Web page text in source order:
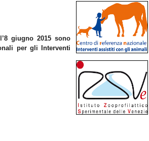
giugno 2015 sono
per gli Interventi